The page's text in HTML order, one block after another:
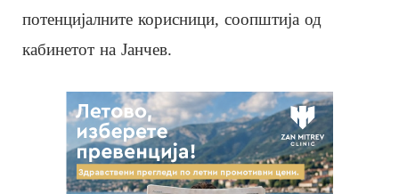
потенцијалните корисници, соопштија од
кабинетот на Јанчев.